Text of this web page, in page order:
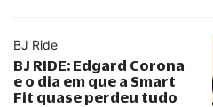
BJ Ride
BJ RIDE: Edgard Corona
e o dia em que a Smart
Fit quase perdeu tudo